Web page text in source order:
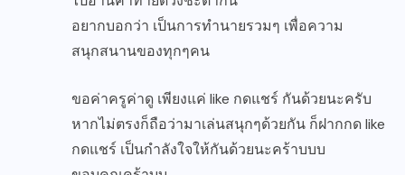
อยากบอกว่า เป็นการทำนายรวมๆ เพื่อความ
สนุกสนานของทุกๆคน
ขอค่าครูค่าดู เพียงแค่ like กดแชร์ กันด้วยนะครับ
หากไม่ตรงก็ถือว่ามาเล่นสนุกๆด้วยกัน ก็ฝากกด like
กดแชร์ เป็นกำลังใจให้กันด้วยนะคร้าบบบ